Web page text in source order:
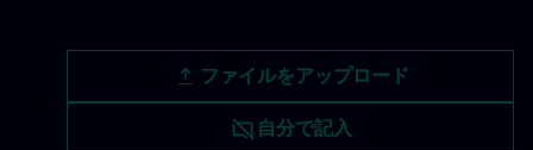
ファイルをアップロード
自分で記入
履歴書は後でアップロード